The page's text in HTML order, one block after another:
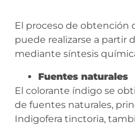
El proceso de obtención
puede realizarse a partir
mediante síntesis
Fuentes naturales
El colorante índigo se
de fuentes naturales,
Indigofera tinctoria,